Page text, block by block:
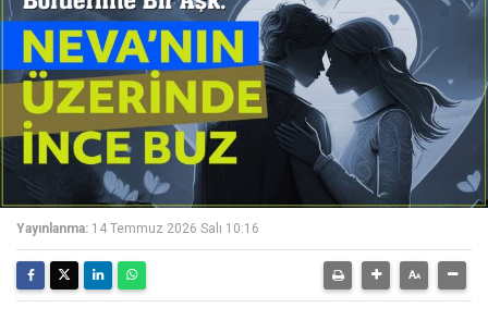
Yayınlanma: 14 Temmuz 2026 Salı 10:16